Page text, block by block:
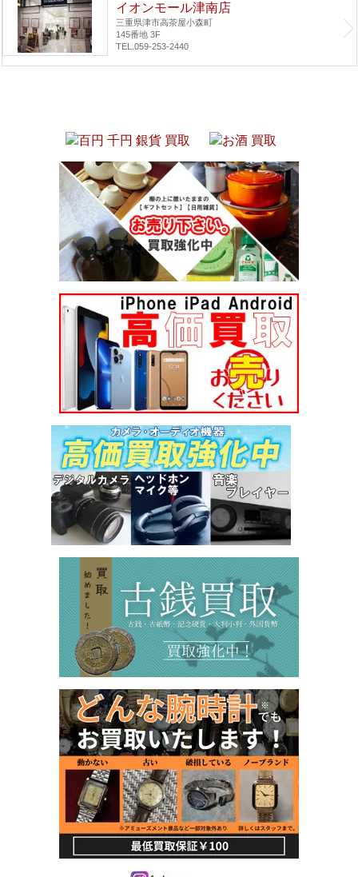
イオンモール津南店
三重県津市高茶屋小森町
145番地 3F
TEL.059-253-2440